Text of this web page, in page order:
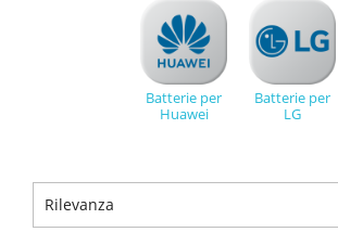
Batterie per
Huawei
Batterie per
LG
Rilevanza